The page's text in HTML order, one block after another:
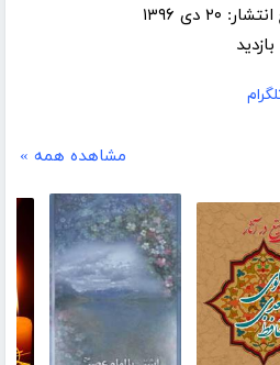
۲۰ دی ۱۳۹۶
مشاهده همه »